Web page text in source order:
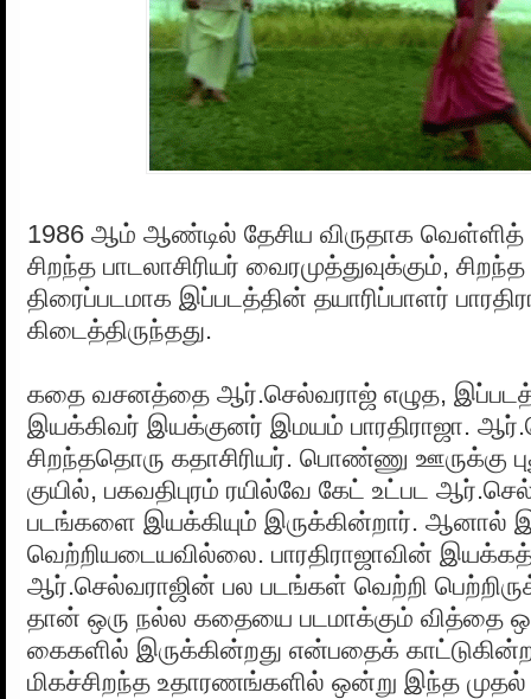
1986 ஆம் ஆண்டில் தேசிய விருதாக வெள்ளித்
சிறந்த பாடலாசிரியர் வைரமுத்துவுக்கும்,
திரைப்படமாக இப்படத்தின் தயாரிப்பாளர்
கிடைத்திருந்தது.
கதை வசனத்தை ஆர்.செல்வராஜ் எழுத,
இயக்கிவர் இயக்குனர் இமயம் பாரதிராஜா.
சிறந்ததொரு கதாசிரியர். பொண்ணு ஊருக்கு
குயில், பகவதிபுரம் ரயில்வே கேட் உட்பட
படங்களை இயக்கியும் இருக்கின்றார். ஆனால்
வெற்றியடையவில்லை. பாரதிராஜாவின்
ஆர்.செல்வராஜின் பல படங்கள் வெற்றி
தான் ஒரு நல்ல கதையை படமாக்கும் வித்தை
கைகளில் இருக்கின்றது என்பதைக்
மிகச்சிறந்த உதாரணங்களில் ஒன்று இந்த முதல்